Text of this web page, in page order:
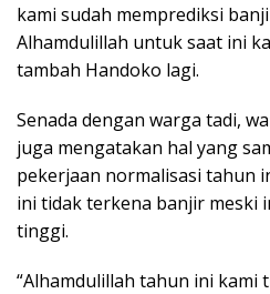
kami sudah memprediksi
Alhamdulillah untuk saat ini
tambah Handoko lagi.
Senada dengan warga tadi,
juga mengatakan hal yang
pekerjaan normalisasi tahun
ini tidak terkena banjir meski
tinggi.
“Alhamdulillah tahun ini kami